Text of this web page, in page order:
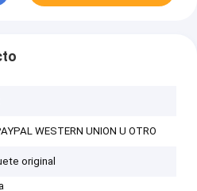
WESTERN UNION U OTRO
original